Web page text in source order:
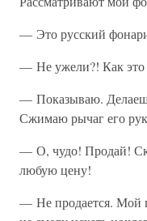
— Это русский
— Не ужели?! Как это
— Показываю.
Сжимаю рычаг его
— О, чудо! Продай!
любую цену!
— Не продается. Мой